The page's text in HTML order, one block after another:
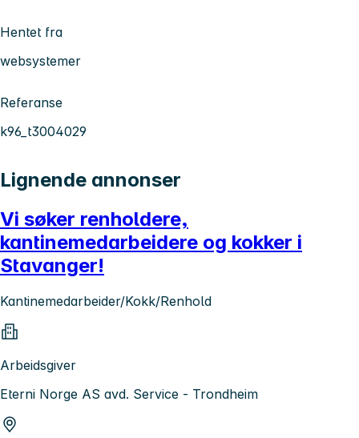
Hentet fra
websystemer
Referanse
k96_t3004029
Lignende annonser
Vi søker renholdere,
kantinemedarbeidere og kokker i
Stavanger!
Kantinemedarbeider/Kokk/Renhold
Arbeidsgiver
Eterni Norge AS avd. Service - Trondheim